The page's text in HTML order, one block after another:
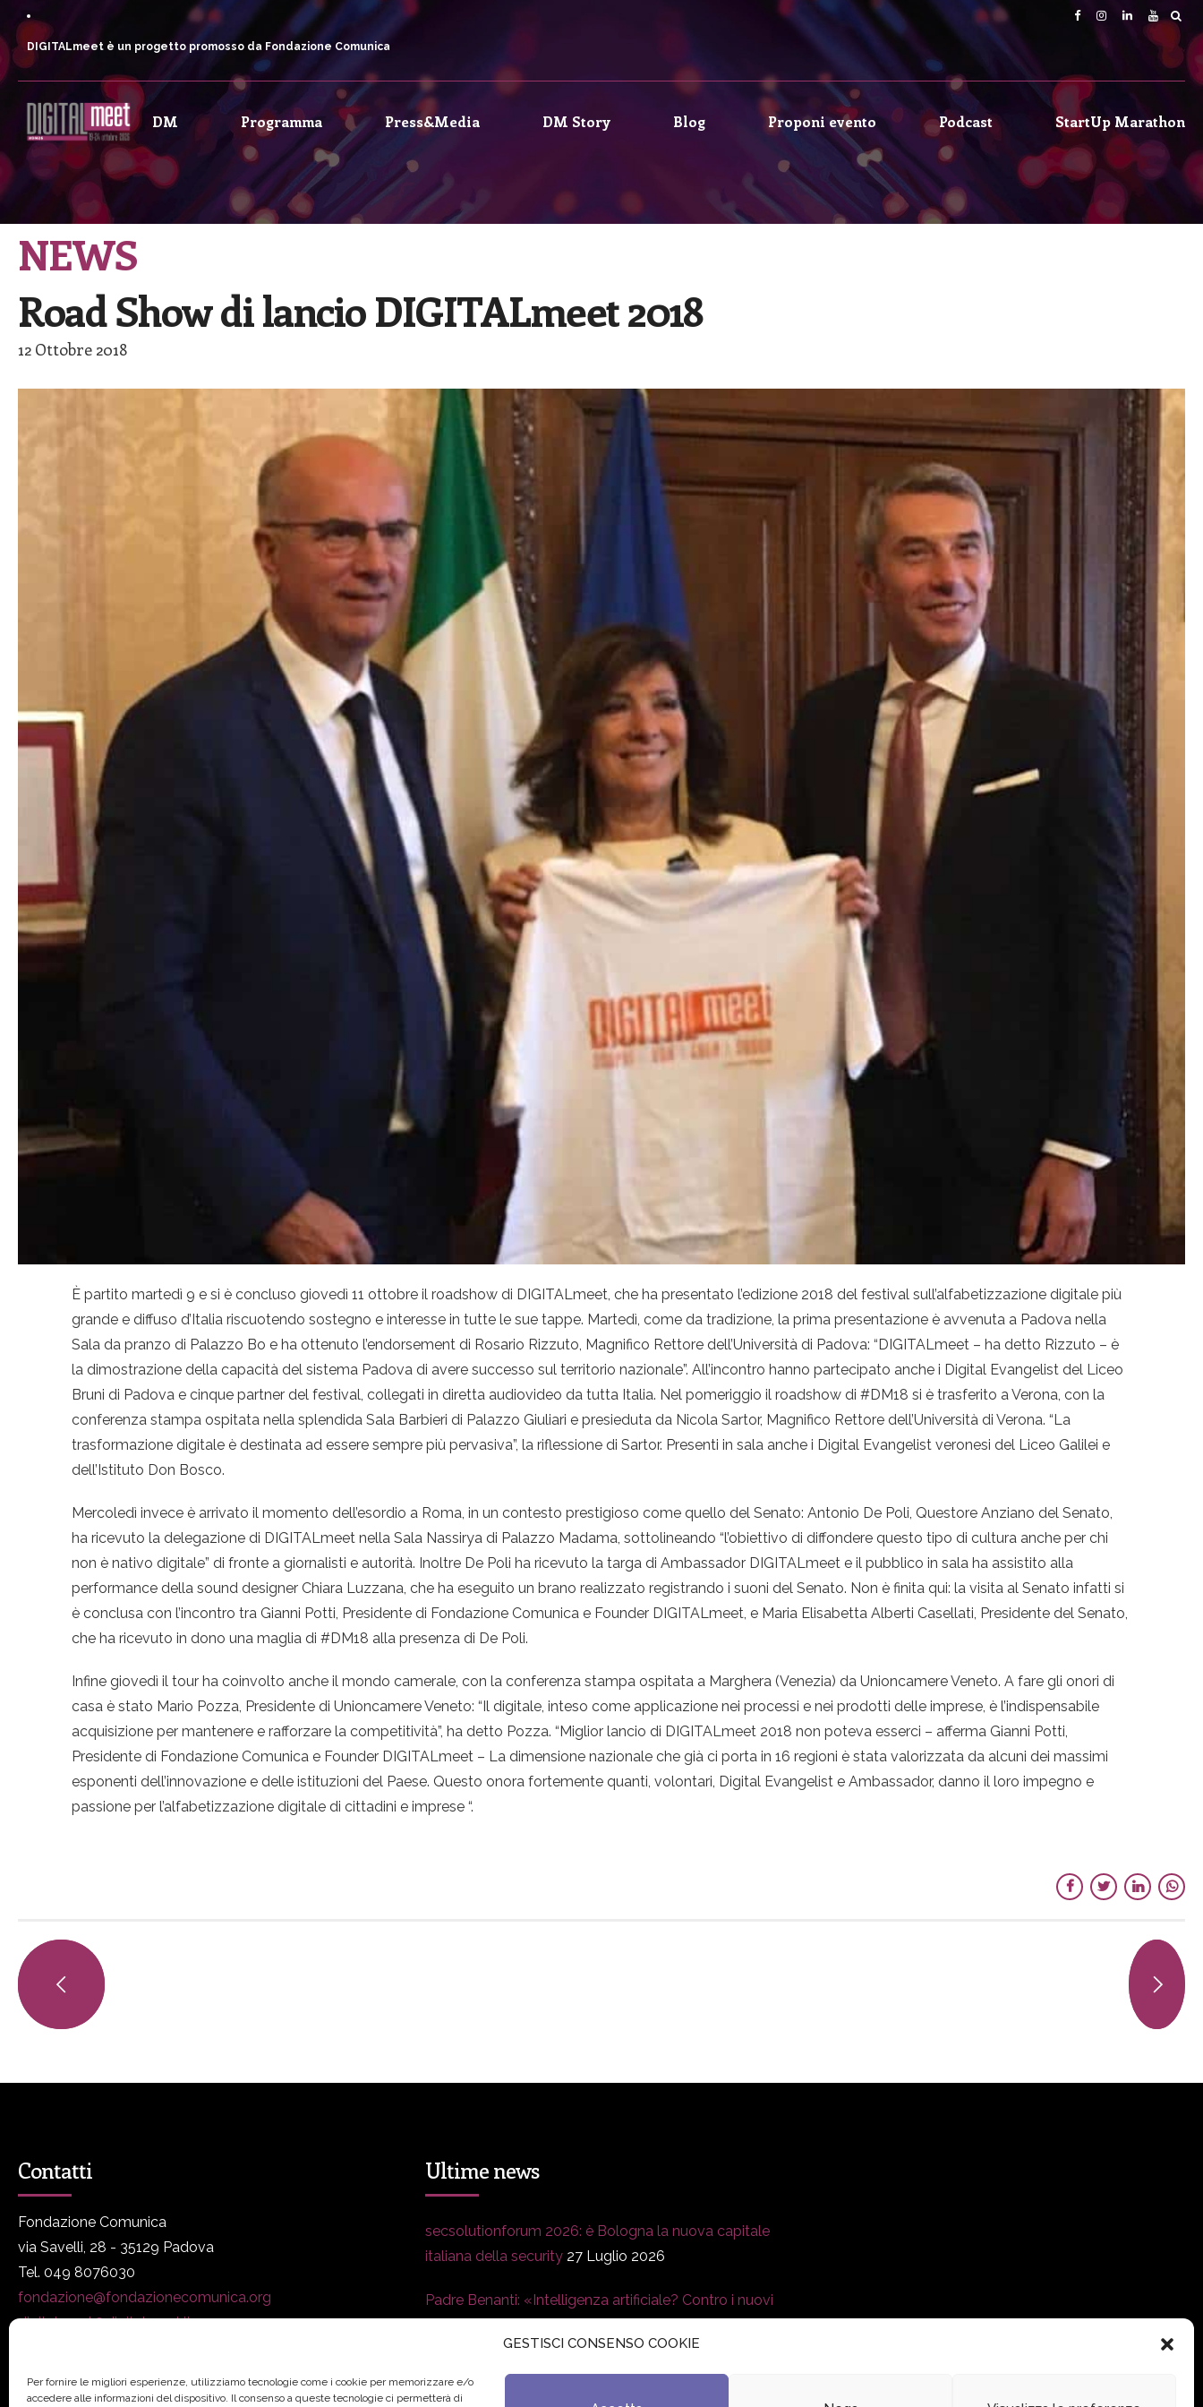
GESTISCI CONSENSO COOKIE
Per fornire le migliori esperienze, utilizziamo tecnologie come i cookie per memorizzare e/o
accedere alle informazioni del dispositivo. Il consenso a queste tecnologie ci permetterà di
DIGITALmeet è un progetto promosso da Fondazione Comunica
DM Programma Press&Media DM Story Blog Proponi evento Podcast StartUp Marathon
NEWS
Road Show di lancio DIGITALmeet 2018
12 Ottobre 2018
È partito martedì 9 e si è concluso giovedì 11 ottobre il roadshow di DIGITALmeet, che ha presentato l’edizione 2018 del festival sull’alfabetizzazione digitale più
grande e diffuso d’Italia riscuotendo sostegno e interesse in tutte le sue tappe. Martedì, come da tradizione, la prima presentazione è avvenuta a Padova nella
Sala da pranzo di Palazzo Bo e ha ottenuto l’endorsement di Rosario Rizzuto, Magnifico Rettore dell’Università di Padova: “DIGITALmeet – ha detto Rizzuto – è
la dimostrazione della capacità del sistema Padova di avere successo sul territorio nazionale”. All’incontro hanno partecipato anche i Digital Evangelist del Liceo
Bruni di Padova e cinque partner del festival, collegati in diretta audiovideo da tutta Italia. Nel pomeriggio il roadshow di #DM18 si è trasferito a Verona, con la
conferenza stampa ospitata nella splendida Sala Barbieri di Palazzo Giuliari e presieduta da Nicola Sartor, Magnifico Rettore dell’Università di Verona. “La
trasformazione digitale è destinata ad essere sempre più pervasiva”, la riflessione di Sartor. Presenti in sala anche i Digital Evangelist veronesi del Liceo Galilei e
dell’Istituto Don Bosco.
Mercoledì invece è arrivato il momento dell’esordio a Roma, in un contesto prestigioso come quello del Senato: Antonio De Poli, Questore Anziano del Senato,
ha ricevuto la delegazione di DIGITALmeet nella Sala Nassirya di Palazzo Madama, sottolineando “l’obiettivo di diffondere questo tipo di cultura anche per chi
non è nativo digitale” di fronte a giornalisti e autorità. Inoltre De Poli ha ricevuto la targa di Ambassador DIGITALmeet e il pubblico in sala ha assistito alla
performance della sound designer Chiara Luzzana, che ha eseguito un brano realizzato registrando i suoni del Senato. Non è finita qui: la visita al Senato infatti si
è conclusa con l’incontro tra Gianni Potti, Presidente di Fondazione Comunica e Founder DIGITALmeet, e Maria Elisabetta Alberti Casellati, Presidente del Senato,
che ha ricevuto in dono una maglia di #DM18 alla presenza di De Poli.
Infine giovedì il tour ha coinvolto anche il mondo camerale, con la conferenza stampa ospitata a Marghera (Venezia) da Unioncamere Veneto. A fare gli onori di
casa è stato Mario Pozza, Presidente di Unioncamere Veneto: “Il digitale, inteso come applicazione nei processi e nei prodotti delle imprese, è l’indispensabile
acquisizione per mantenere e rafforzare la competitività”, ha detto Pozza. “Miglior lancio di DIGITALmeet 2018 non poteva esserci – afferma Gianni Potti,
Presidente di Fondazione Comunica e Founder DIGITALmeet – La dimensione nazionale che già ci porta in 16 regioni è stata valorizzata da alcuni dei massimi
esponenti dell’innovazione e delle istituzioni del Paese. Questo onora fortemente quanti, volontari, Digital Evangelist e Ambassador, danno il loro impegno e
passione per l’alfabetizzazione digitale di cittadini e imprese “.
Contatti
Fondazione Comunica
via Savelli, 28 - 35129 Padova
Tel. 049 8076030
fondazione@fondazionecomunica.org
digitalmeet@digitalmeet.it
Ultime news
secsolutionforum 2026: è Bologna la nuova capitale
italiana della security 27 Luglio 2026
Padre Benanti: «Intelligenza artificiale? Contro i nuovi
21 Luglio 2026
Edvance – Digital Education Hub Higher Education